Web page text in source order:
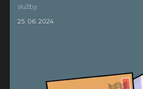
služby
25. 06. 2024